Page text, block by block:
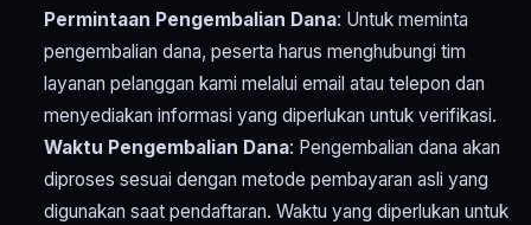
Permintaan Pengembalian Dana: Untuk meminta
pengembalian dana, peserta harus menghubungi tim
layanan pelanggan kami melalui email atau telepon dan
menyediakan informasi yang diperlukan untuk verifikasi.
Waktu Pengembalian Dana: Pengembalian dana akan
diproses sesuai dengan metode pembayaran asli yang
digunakan saat pendaftaran. Waktu yang diperlukan untuk